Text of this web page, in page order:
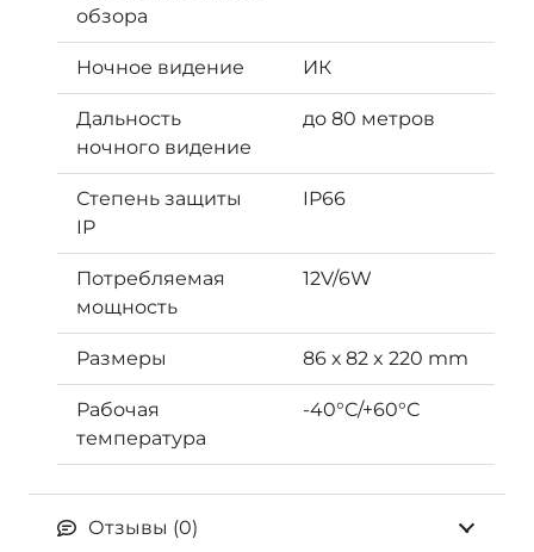
обзора
Ночное видение ИК
Дальность
ночного видение
до 80 метров
Степень защиты
IP
IP66
Потребляемая
мощность
12V/6W
Размеры 86 х 82 x 220 mm
Рабочая
температура
-40°С/+60°С
Отзывы (0)